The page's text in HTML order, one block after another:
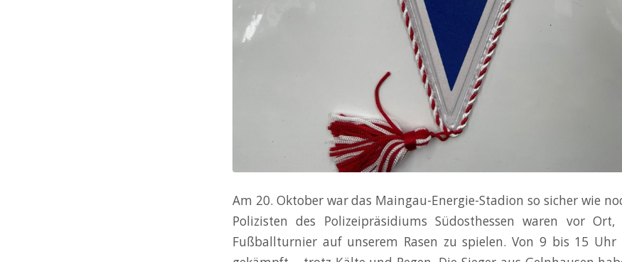
Am 20. Oktober war das Maingau-Energie-Stadion so sicher wie
Polizisten des Polizeipräsidiums Südosthessen waren vor
Fußballturnier auf unserem Rasen zu spielen. Von 9 bis 15 Uhr